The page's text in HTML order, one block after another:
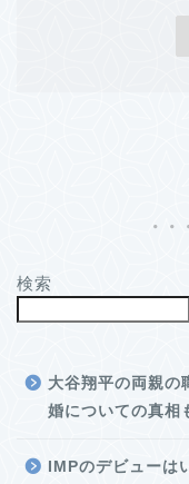
検索
大谷翔平の両親の
婚についての真相
IMPのデビューは